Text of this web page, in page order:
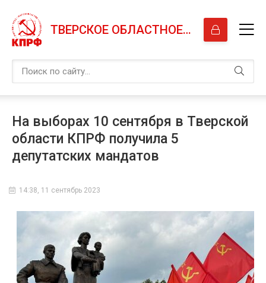
ТВЕРСКОЕ ОБЛАСТНОЕ ОТДЕЛЕНИЕ КПРФ
На выборах 10 сентября в Тверской
области КПРФ получила 5
депутатских мандатов
14:38, 11 сентябрь 2023